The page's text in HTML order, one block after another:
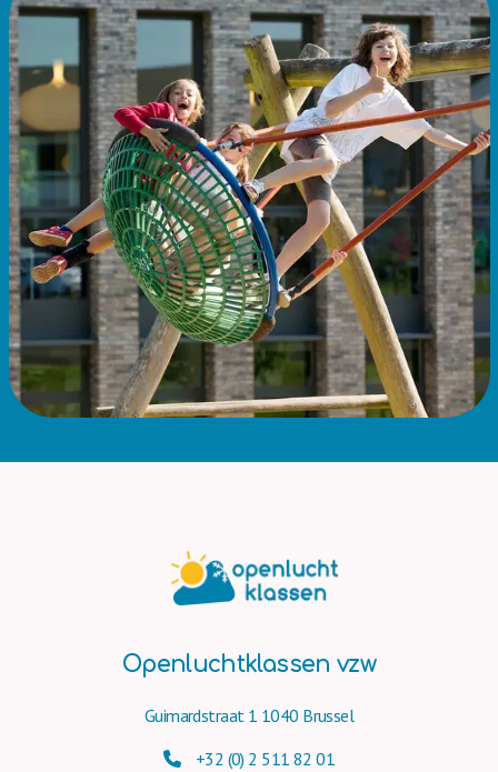
Openluchtklassen vzw
Guimardstraat 1 1040 Brussel
+32 (0) 2 511 82 01